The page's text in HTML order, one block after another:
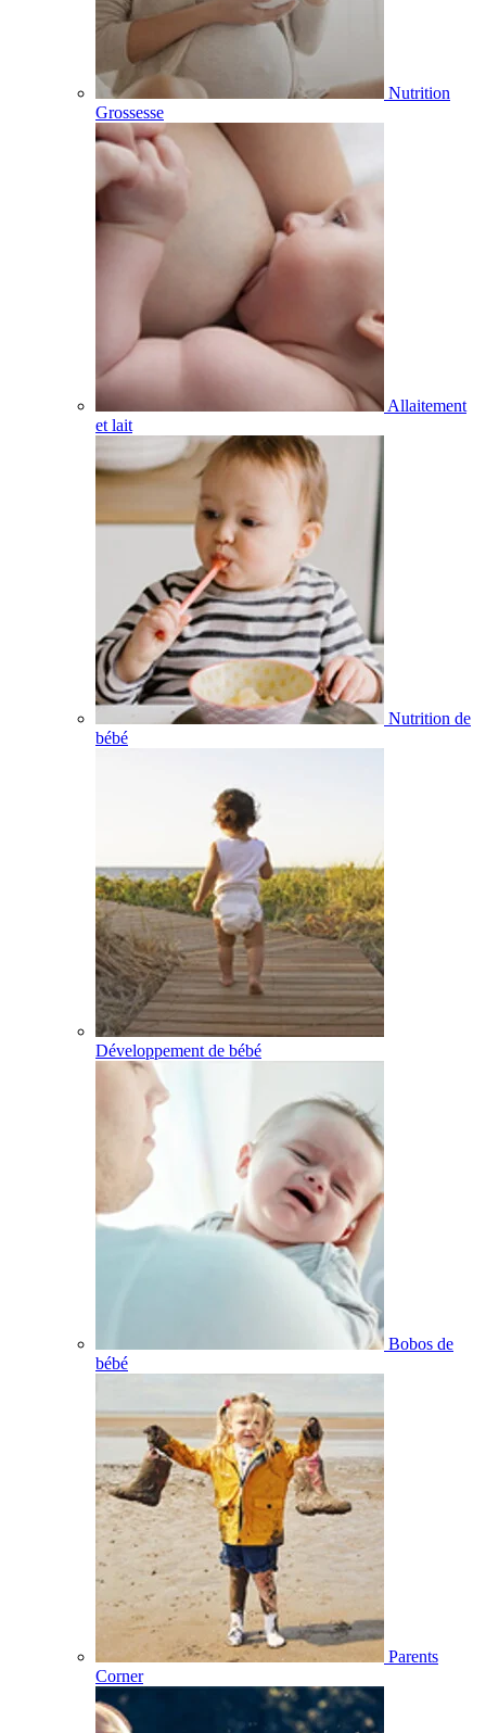
Nutrition
Grossesse
Allaitement
et lait
Nutrition de
bébé
Développement de bébé
Bobos de
bébé
Parents
Corner